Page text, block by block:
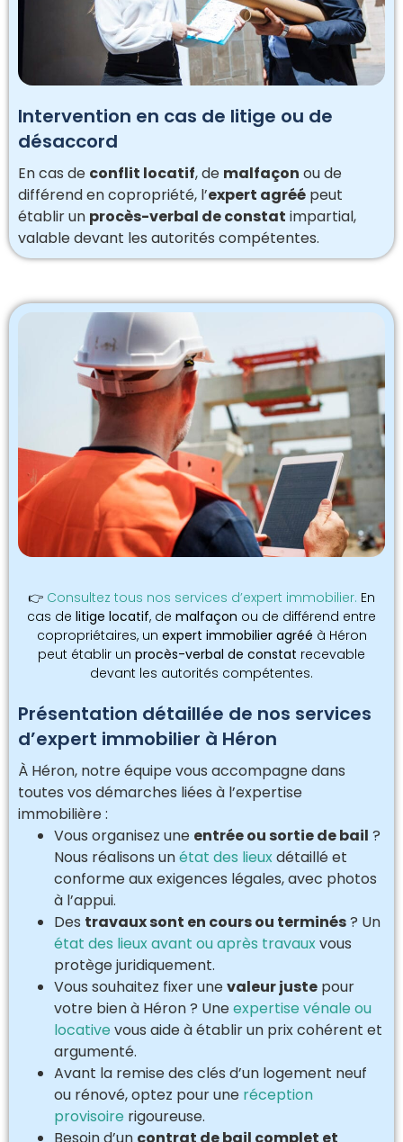
Intervention en cas de litige ou de
désaccord
En cas de conflit locatif, de malfaçon ou de
différend en copropriété, l’expert agréé peut
établir un procès-verbal de constat impartial,
valable devant les autorités compétentes.
Présentation détaillée de nos services
d’expert immobilier à Héron
À Héron, notre équipe vous accompagne dans
toutes vos démarches liées à l’expertise
immobilière :
Vous organisez une entrée ou sortie de bail ?
Nous réalisons unétat des lieuxdétaillé et
conforme aux exigences légales, avec photos
à l’appui.
Des travaux sont en cours ou terminés? Un
état des lieux avant ou après travauxvous
protège juridiquement.
Vous souhaitez fixer unevaleur juste pour
votre bien à Héron ? Uneexpertise vénale ou
locative vous aide à établir un prix cohérent et
argumenté.
Avant la remise des clés d’un logement neuf
ou rénové, optez pour une réception
provisoire rigoureuse.
👉 Consultez tous nos services d’expert immobilier. En
cas de litige locatif, de malfaçon ou de différend entre
copropriétaires, un expert immobilier agréé à Héron
peut établir un procès-verbal de constat recevable
devant les autorités compétentes.